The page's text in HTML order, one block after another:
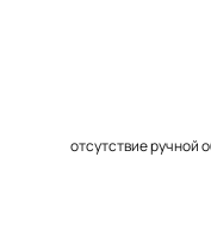
отсутствие ручной